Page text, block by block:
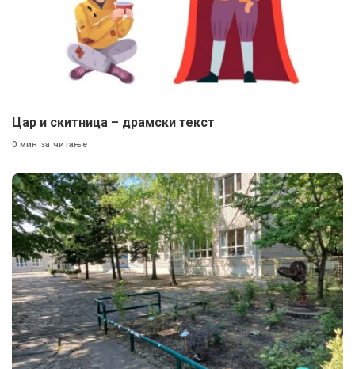
Цар и скитница – драмски текст
0 мин за читање